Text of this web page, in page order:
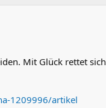
Mit Glück rettet
1209996/artikel